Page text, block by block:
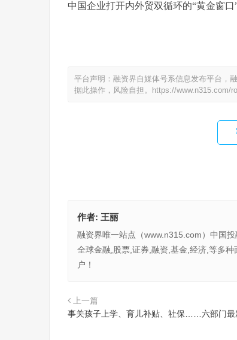
中国企业打开内外贸双循环的“黄金窗口
平台声明：融资界自媒体号系信息发布平台，
据此操作，风险自担。
https://www.n315.com/
作者: 王丽
融资界唯一站点（www.n315.com）中国
全球金融,股票,证券,融资,基金,经济,等多
户！
上一篇
事关孩子上学、育儿补贴、社保……六部门最